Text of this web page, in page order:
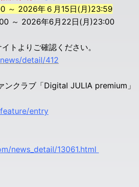
～ 2026年６月15日(月)23:59
～ 2026年6月22日(月)23:00
トよりご確認ください。
detail/412
ンクラブ「Digital JULIA premium」
entry
news_detail/13061.html